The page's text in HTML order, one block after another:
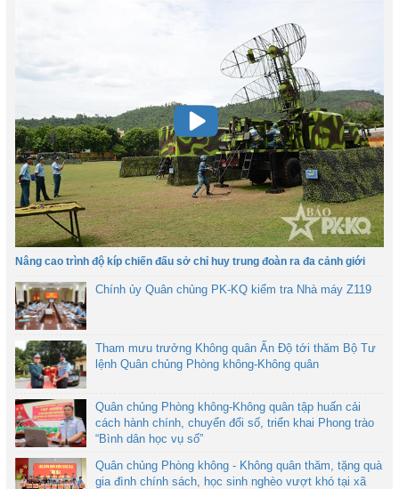
Nâng cao trình độ kíp chiến đấu sở chỉ huy trung đoàn ra đa cảnh giới
Chính ủy Quân chủng PK-KQ kiểm tra Nhà máy Z119
Tham mưu trưởng Không quân Ấn Độ tới thăm Bộ Tư
lệnh Quân chủng Phòng không-Không quân
Quân chủng Phòng không-Không quân tập huấn cải
cách hành chính, chuyển đổi số, triển khai Phong trào
“Bình dân học vụ số”
Quân chủng Phòng không - Không quân thăm, tặng quà
gia đình chính sách, học sinh nghèo vượt khó tại xã